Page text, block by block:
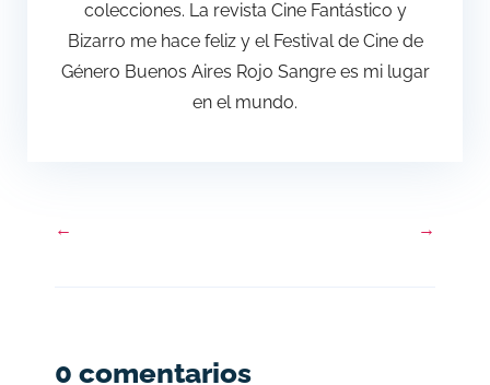
colecciones. La revista Cine Fantástico y
Bizarro me hace feliz y el Festival de Cine de
Género Buenos Aires Rojo Sangre es mi lugar
en el mundo.
← →
0 comentarios